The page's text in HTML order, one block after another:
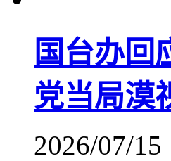
国台办回
党当局漠
2026/07/15